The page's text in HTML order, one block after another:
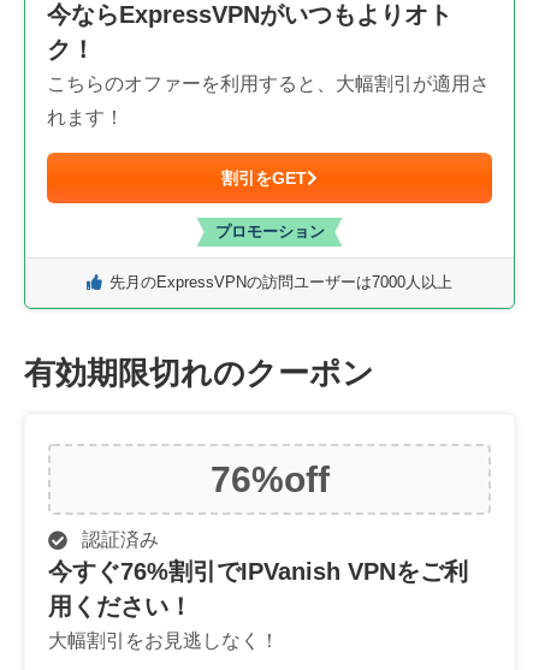
今ならExpressVPNがいつもよりオト
ク！
こちらのオファーを利用すると、大幅割引が適用さ
れます！
割引をGET
プロモーション
先月のExpressVPNの訪問ユーザーは7000人以上
有効期限切れのクーポン
76%off
認証済み
今すぐ76%割引でIPVanish VPNをご利
用ください！
大幅割引をお見逃しなく！